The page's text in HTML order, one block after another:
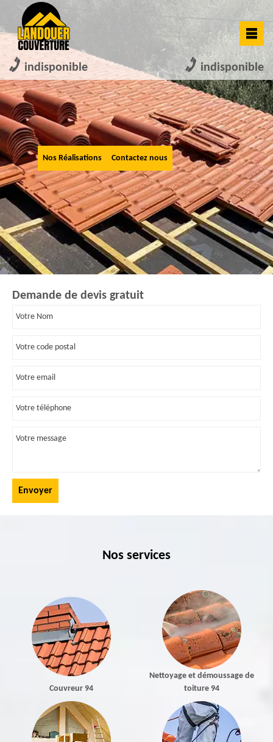
indisponible indisponible
Nos Réalisations Contactez nous
Demande de devis gratuit
Nos services
Couvreur 94
Nettoyage et démoussage de
toiture 94